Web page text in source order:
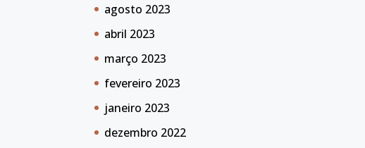
agosto 2023
abril 2023
março 2023
fevereiro 2023
janeiro 2023
dezembro 2022